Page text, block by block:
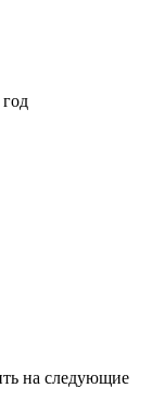
на следующие